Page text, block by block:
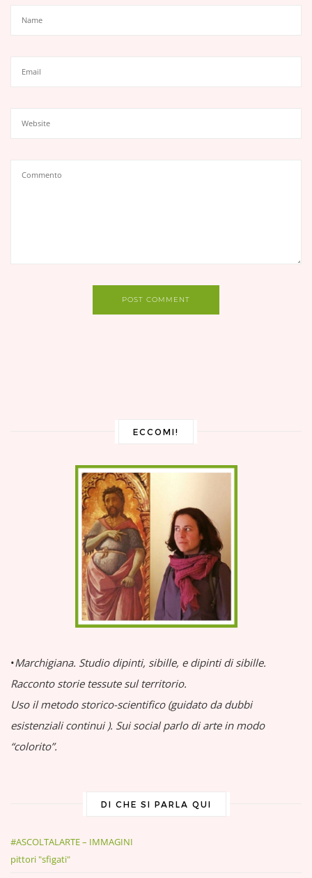
POST COMMENT
ECCOMI!
•Marchigiana. Studio dipinti, sibille, e dipinti di sibille.
Racconto storie tessute sul territorio.
Uso il metodo storico-scientifico (guidato da dubbi
esistenziali continui ). Sui social parlo di arte in modo
“colorito”.
DI CHE SI PARLA QUI
#ASCOLTALARTE – IMMAGINI
pittori "sfigati"